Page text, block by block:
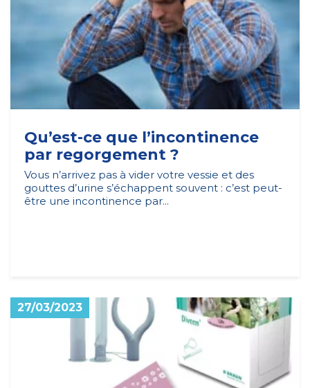
Qu’est-ce que l’incontinence
par regorgement ?
Vous n’arrivez pas à vider votre vessie et des
gouttes d’urine s’échappent souvent : c’est peut-
être une incontinence par...
27/03/2023